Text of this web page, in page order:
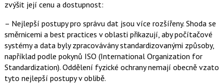
zvýšit její cenu a dostupnost:
– Nejlepší postupy pro správu dat jsou více rozšířeny. Shoda se
směrnicemi a best practices v oblasti přikazují, aby počítačové
systémy a data byly zpracovávány standardizovanými způsoby,
například podle pokynů ISO (International Organization for
Standardization). Oddělení fyzické ochrany nemají obecně vzato
tyto nejlepší postupy v oblibě.